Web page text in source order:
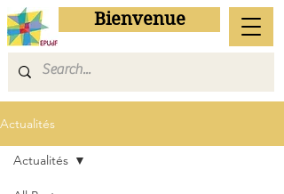
Bienvenue
Actualités
Actualités